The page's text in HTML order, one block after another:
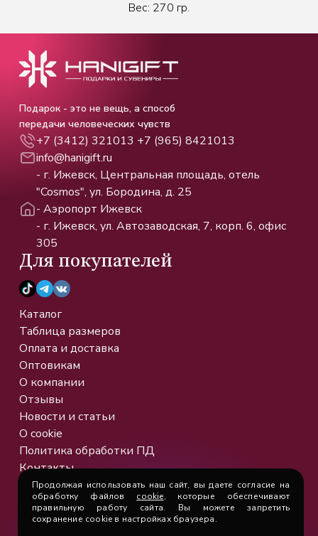
Вес: 270 гр.
Подарок - это не вещь, а способ
передачи человеческих чувств
+7 (3412) 321013 +7 (965) 8421013
info@hanigift.ru
- г. Ижевск, Центральная площадь, отель
"Cosmos", ул. Бородина, д. 25
- Аэропорт Ижевск
- г. Ижевск, ул. Автозаводская, 7, корп. 6, офис
305
Для покупателей
Каталог
Таблица размеров
Оплата и доставка
Оптовикам
О компании
Отзывы
Новости и статьи
О cookie
Политика обработки ПД
Контакты
Сайт разработан в рамках
национального проекта "Малое и
Продолжая использовать наш сайт, вы даете согласие на
обработку файлов cookie, которые обеспечивают
правильную работу сайта. Вы можете запретить
сохранение cookie в настройках браузера.